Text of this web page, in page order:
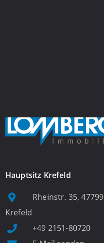
Hauptsitz Krefeld
Rheinstr. 35, 47799
Krefeld
+49 2151-80720